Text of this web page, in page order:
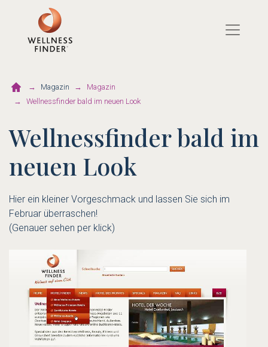
Magazin
Magazin
Wellnessfinder bald im neuen Look
Wellnessfinder bald im
neuen Look
Hier ein kleiner Vorgeschmack und lassen Sie sich im
Februar überraschen!
(Genauer sehen per klick)